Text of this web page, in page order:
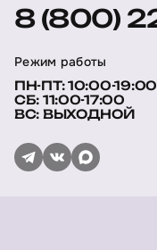
8 (800)
Режим работы
ПН-ПТ: 10:00-19:00
СБ: 11:00-17:00
ВС: ВЫХОДНОЙ